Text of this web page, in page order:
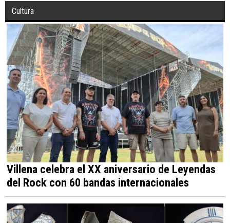
Cultura
Villena celebra el XX aniversario de Leyendas
del Rock con 60 bandas internacionales